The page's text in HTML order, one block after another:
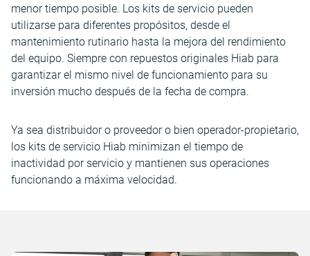
menor tiempo posible. Los kits de servicio pueden
utilizarse para diferentes propósitos, desde el
mantenimiento rutinario hasta la mejora del rendimiento
del equipo. Siempre con repuestos originales Hiab para
garantizar el mismo nivel de funcionamiento para su
inversión mucho después de la fecha de compra.
Ya sea distribuidor o proveedor o bien operador-propietario,
los kits de servicio Hiab minimizan el tiempo de
inactividad por servicio y mantienen sus operaciones
funcionando a máxima velocidad.